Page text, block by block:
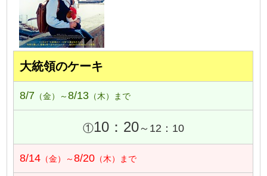
大統領のケーキ
8/7 （金）～8/13 （木）まで
①10：20～12：10
8/14 （金）～8/20 （木）まで